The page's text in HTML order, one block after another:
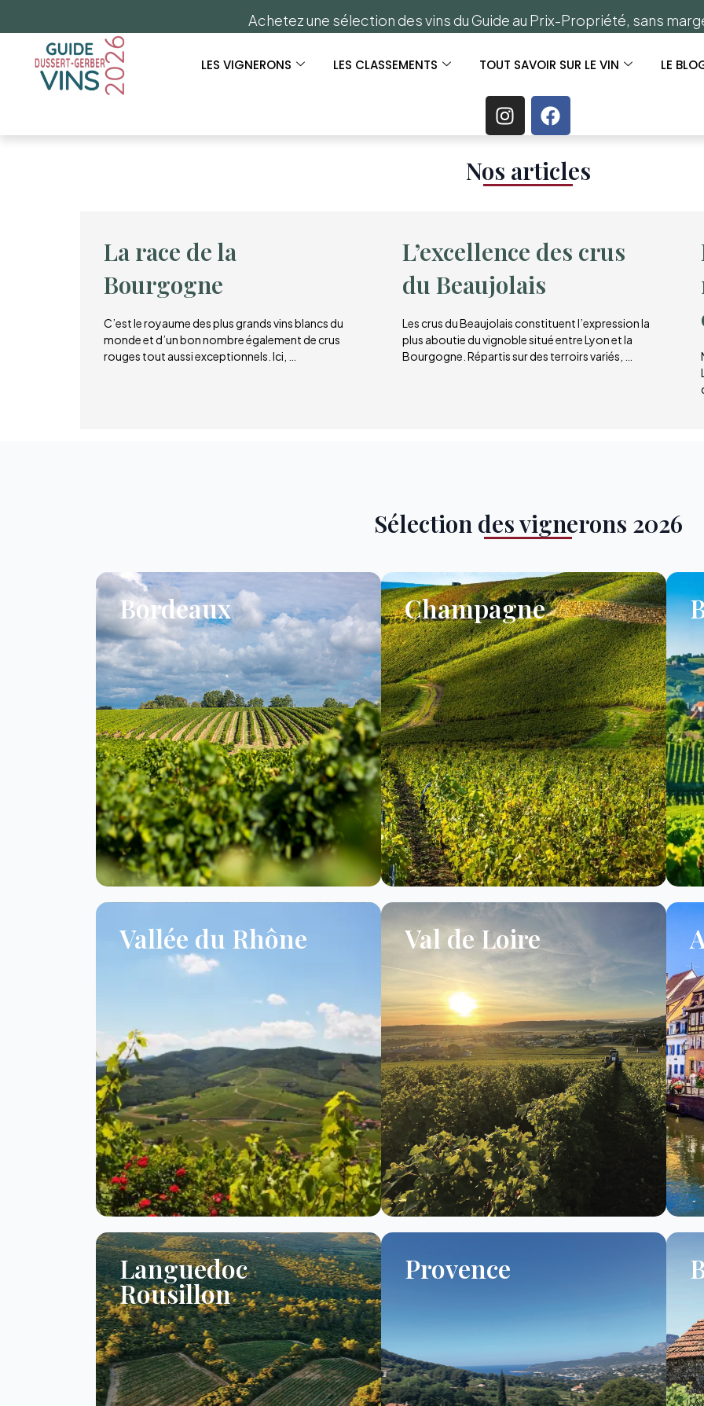
Achetez une sélection des vins du Guide au Prix-Propriété, sans
LES VIGNERONS LES CLASSEMENTS TOUT SAVOIR SUR LE VIN LE
Nos articles​
La race de la
Bourgogne
C’est le royaume des plus grands vins blancs du
monde et d’un bon nombre également de crus
rouges tout aussi exceptionnels. Ici, …
L’excellence des crus
du Beaujolais
Les crus du Beaujolais constituent l’expression la
plus aboutie du vignoble situé entre Lyon et la
Bourgogne. Répartis sur des terroirs variés, …
Sélection des vignerons 2026
Bordeaux Champagne
Vallée du Rhône Val de Loire
Languedoc
Rousillon
Provence